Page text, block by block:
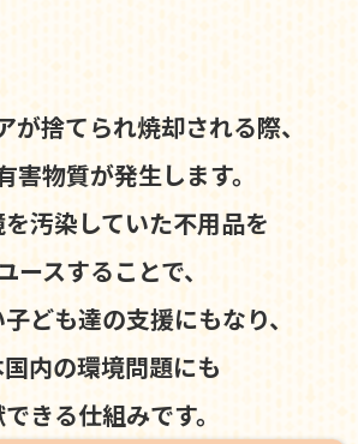
が捨てられ焼却される際、
害物質が発生します。
汚染していた不用品を
ースすることで、
ども達の支援にもなり、
国内の環境問題にも
きる仕組みです。